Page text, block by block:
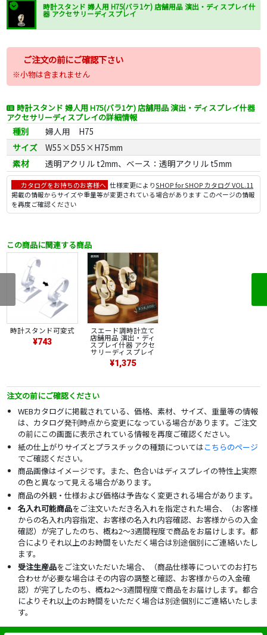
時計スタンド 婦人用 H75(バラ1ケ) 店舗用品 演出・ディスプレイ什
器 アクセサリーディスプレイ
ご注文の前にご確認下さい
※小物は含まれません
時計スタンド 婦人用 H75(バラ1ケ) 店舗用品 演出・ディスプレイ什器
アクセサリーディスプレイの詳細情報
種別
婦人用 H75
サイズ
W55×D55×H75mm
素材
透明アクリル t2mm、ベース：透明アクリル t5mm
カタログをお持ちのお客様へ 仕様変更によりSHOP for SHOP カタログ VOL.11
掲載の情報からサイズや重量等が変更されている場合があります このページの情報
を再度ご確認ください
この商品に関連する商品
時計スタンド可変式
¥743
スエード調時計立て
店舗用品 演出・ディ
スプレイ什器 アクセ
サリーディスプレイ
¥1,375
注文の前にご確認ください
WEBカタログに掲載されている、価格、素材、サイズ、重量等の情報
は、カタログ発刊時点から変更になっている場合があります。ご注文
の前にこの画面に表示されている情報を再度ご確認ください。
紙の仕上がりサイズとプラスチックの種類についてはこちらのページ
でご確認ください。
商品画像はイメージです。また、色合いはディスプレイの特性上実際
の色と異なって見える場合があります。
商品の外観・仕様および価格は予告なく変更される場合があります。
名入れ可能商品をご注文いただき名入れを指定された場合、（お客様
からの名入れ内容指定、お客様の名入れ内容確認、お客様からの入金
確認）が完了したのち、概ね2～3週間程度で商品をお届けします。都
合によりそれ以上のお時間をいただく場合は別途個別にご連絡いたし
ます。
受注生産品をご注文いただいた場合、（商品仕様等についてのお打ち
合わせが必要な場合はその内容の調整と確認、お客様からの入金確
認）が完了したのち、概ね2～3週間程度で商品をお届けします。都合
によりそれ以上のお時間をいただく場合は別途個別にご連絡いたしま
す。